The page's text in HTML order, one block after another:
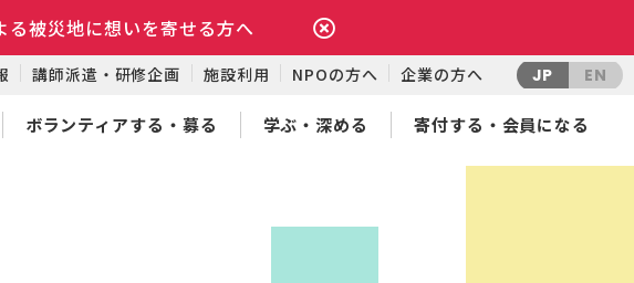
る被災地に想いを寄せる方へ
講師派遣・研修企画 施設利用 NPOの方へ 企業の方へ JP EN
ボランティアする・募る 学ぶ・深める 寄付する・会員になる